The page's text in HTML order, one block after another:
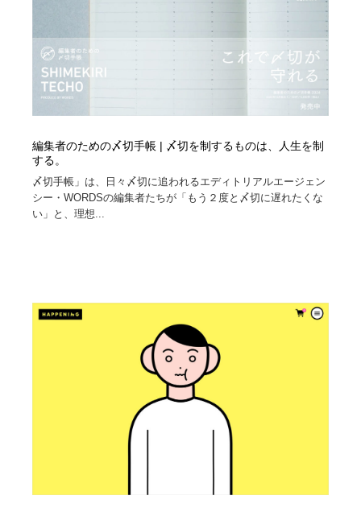
編集者のための〆切手帳 | 〆切を制するものは、人生を制
する。
〆切手帳」は、日々〆切に追われるエディトリアルエージェン
シー・WORDSの編集者たちが「もう２度と〆切に遅れたくな
い」と、理想...